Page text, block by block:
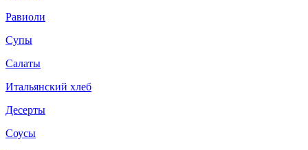
Равиоли
Супы
Салаты
Итальянский хлеб
Десерты
Соусы